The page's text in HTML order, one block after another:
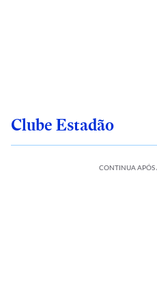
Clube Estadão
CONTINUA APÓS